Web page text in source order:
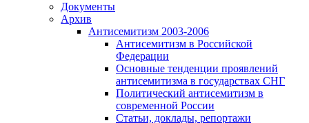
Документы
Архив
Антисемитизм 2003-2006
Антисемитизм в Российской
Федерации
Основные тенденции проявлений
антисемитизма в государствах СНГ
Политический антисемитизм в
современной России
Статьи, доклады, репортажи